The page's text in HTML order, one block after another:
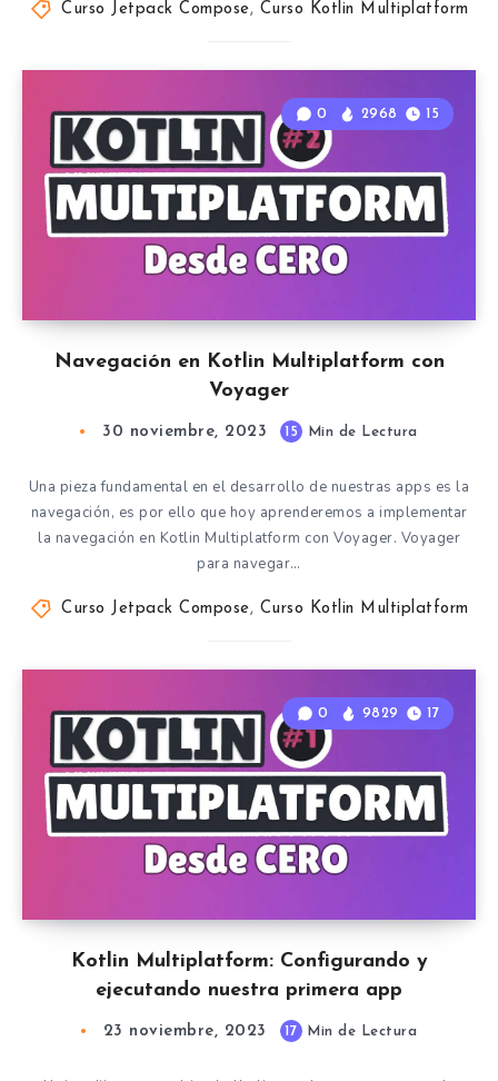
Curso Jetpack Compose, Curso Kotlin Multiplatform
Navegación en Kotlin Multiplatform con
Voyager
0 2968 15
30 noviembre, 2023 15 Min de Lectura
Una pieza fundamental en el desarrollo de nuestras apps es la
navegación, es por ello que hoy aprenderemos a implementar
la navegación en Kotlin Multiplatform con Voyager. Voyager
para navegar…
Curso Jetpack Compose, Curso Kotlin Multiplatform
Kotlin Multiplatform: Configurando y
ejecutando nuestra primera app
0 9829 17
23 noviembre, 2023 17 Min de Lectura